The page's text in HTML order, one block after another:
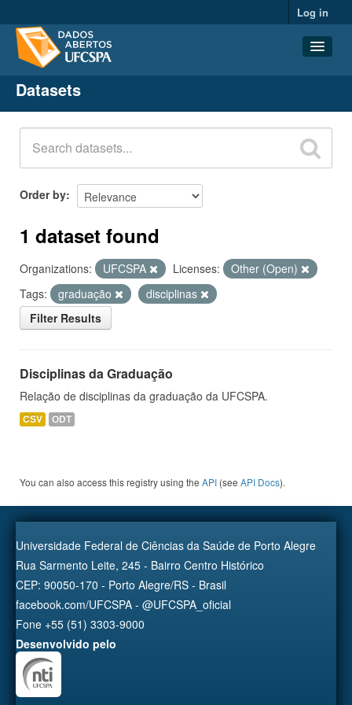
Log in
Datasets
Organizations
Groups
About
Datasets
Order by
1 dataset found
Organizations: UFCSPA Licenses:
Other (Open)
Tags:
graduação
disciplinas
Filter Results
Disciplinas da Graduação
Relação de disciplinas da graduação da UFCSPA.
CSV ODT
You can also access this registry using the API (see API Docs).
Universidade Federal de Ciências da Saúde de Porto Alegre
Rua Sarmento Leite, 245 - Bairro Centro Histórico
CEP: 90050-170 - Porto Alegre/RS - Brasil
facebook.com/UFCSPA - @UFCSPA_oficial
Fone +55 (51) 3303-9000
Desenvolvido pelo